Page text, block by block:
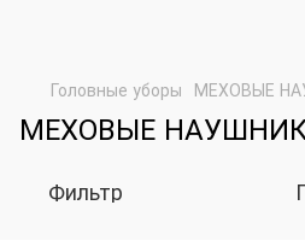
Головные уборы МЕХОВЫЕ
МЕХОВЫЕ
Фильтр